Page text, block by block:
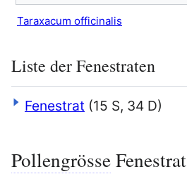
Taraxacum officinalis
Liste der Fenestraten
Fenestrat (15 S, 34 D)
PollengrösseFenestrat